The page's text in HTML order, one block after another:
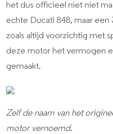
het dus officieel niet niet
echte Ducati 848, maar een
zoals altijd voorzichtig met
deze motor het vermogen
gemaakt.
Zelf de naam van het
motor vernoemd.